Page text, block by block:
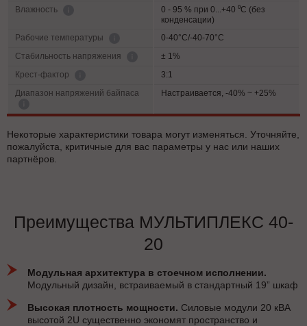
Влажность
0 - 95 % при 0...+40 ⁰С (без
конденсации)
Рабочие температуры
0-40°C/-40-70°C
Cтабильность напряжения
± 1%
Крест-фактор
3:1
Диапазон напряжений байпаса
Настраивается, -40% ~ +25%
Некоторые характеристики товара могут изменяться. Уточняйте,
пожалуйста, критичные для вас параметры у нас или наших
партнёров.
Преимущества МУЛЬТИПЛЕКС 40-
20
Модульная архитектура в стоечном исполнении.
Модульный дизайн, встраиваемый в стандартный 19” шкаф
Высокая плотность мощности. Силовые модули 20 кВА
высотой 2U существенно экономят пространство и